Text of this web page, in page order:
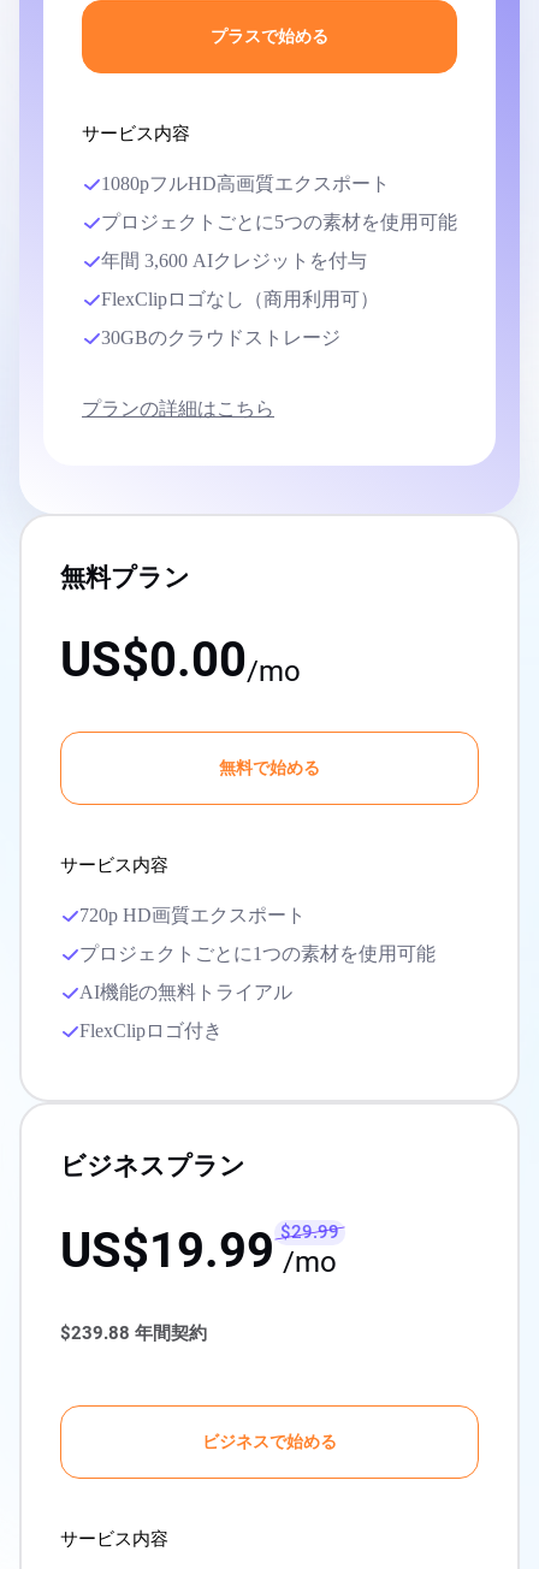
プラスで始める
サービス内容
1080pフルHD高画質エクスポート
プロジェクトごとに5つの素材を使用可能
年間 3,600 AIクレジットを付与
FlexClipロゴなし（商用利用可）
30GBのクラウドストレージ
プランの詳細はこちら
無料プラン
US$0.00/mo
無料で始める
サービス内容
720p HD画質エクスポート
プロジェクトごとに1つの素材を使用可能
AI機能の無料トライアル
FlexClipロゴ付き
ビジネスプラン
US$19.99 $29.99
/mo
$239.88 年間契約
ビジネスで始める
サービス内容